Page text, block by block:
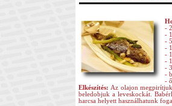
-
-
-
-
-
-
-
-
-
Elkészítés: Az olajon
beledobjuk a leveskockát.
harcsa helyett használhatunk